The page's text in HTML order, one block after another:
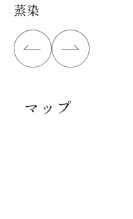
蒸染
マップ